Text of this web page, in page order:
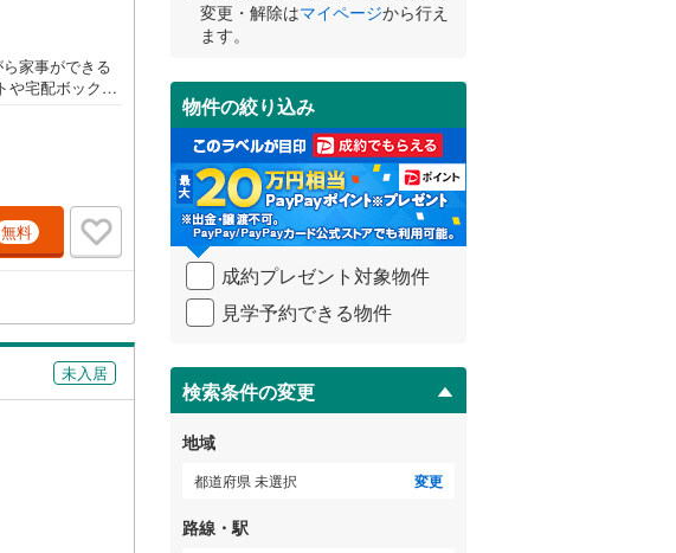
家事ができる
や宅配ボックス
がもらえる
「資料をもら
Yahoo！ JAP
と譲渡はでき
ーーーーーーー
変動金利）※上
実行時のものと
無料
未入居
受
け
取
る
・
条
件
を
イ
ペ
ジ
に
保
存
す
る
変更・解除はマイページから行え
ます。
物件の絞り込み
成約プレゼント対象物件
見学予約できる物件
検索条件の変更
地域
都道府県 未選択 変更
路線・駅
東海道新幹線
東京メトロ丸ノ内方南支線
東京メトロ千代田線(179)
東京メトロ南北線(121)
都営三田線(134)
横浜市営地下鉄ブルーライン
1,006)
いすみ鉄道
関東鉄道常総線(
銚子電気鉄道
小学校まで1km以内（16）
（6） 間取り変更可能（0）
3階建て以上（ 27）